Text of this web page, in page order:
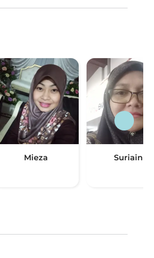
Mieza Suriaini